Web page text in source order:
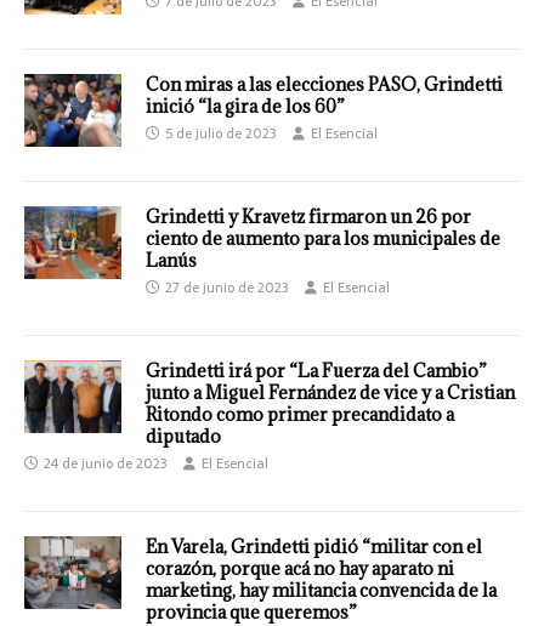
Con miras a las elecciones PASO, Grindetti
inició “la gira de los 60”
5 de julio de 2023 El Esencial
Grindetti y Kravetz firmaron un 26 por
ciento de aumento para los municipales de
Lanús
27 de junio de 2023 El Esencial
Grindetti irá por “La Fuerza del Cambio”
junto a Miguel Fernández de vice y a Cristian
Ritondo como primer precandidato a
diputado
24 de junio de 2023 El Esencial
En Varela, Grindetti pidió “militar con el
corazón, porque acá no hay aparato ni
marketing, hay militancia convencida de la
provincia que queremos”